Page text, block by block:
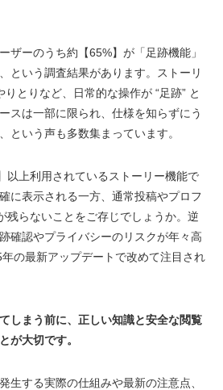
ザーのうち約【65%】が「足跡機能」
という調査結果があります。ストーリ
とりなど、日常的な操作が “足跡” と
スは一部に限られ、仕様を知らずにう
という声も多数集まっています。
以上利用されているストーリー機能で
に表示される一方、通常投稿やプロフ
残らないことをご存じでしょうか。逆
確認やプライバシーのリスクが年々高
の最新アップデートで改めて注目され
しまう前に、正しい知識と安全な閲覧
が大切です。
生する実際の仕組みや最新の注意点、